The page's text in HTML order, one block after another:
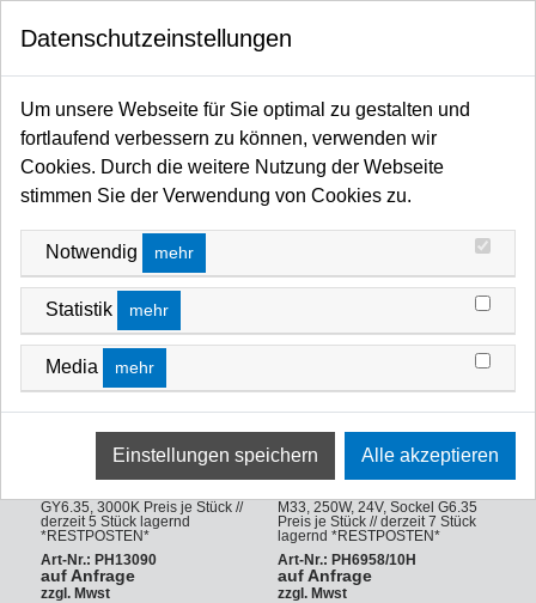
Startseite Leuchtmittel / Fassungen
Halogenlampen
SONSTIGE STIFTSOCKELLAMPEN OHNE
REFLEKTOR
GY6.35, 3000K Preis je Stück //
derzeit 5 Stück lagernd
*RESTPOSTEN*
Art-Nr.: PH13090
auf Anfrage
zzgl. Mwst
M33, 250W, 24V, Sockel G6.35
Preis je Stück // derzeit 7 Stück
lagernd *RESTPOSTEN*
Art-Nr.: PH6958/10H
auf Anfrage
zzgl. Mwst
Datenschutzeinstellungen
Um unsere Webseite für Sie optimal zu gestalten und
fortlaufend verbessern zu können, verwenden wir
Cookies. Durch die weitere Nutzung der Webseite
stimmen Sie der Verwendung von Cookies zu.
Notwendig mehr
Statistik mehr
Media mehr